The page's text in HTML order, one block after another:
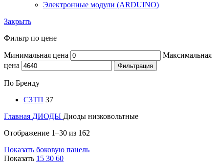
Электронные модули (ARDUINO)
Закрыть
Фильтр по цене
Минимальная цена
Максимальная
цена
Фильтрация
По Бренду
СЗТП 37
Главная ДИОДЫ Диоды низковольтные
Отображение 1–30 из 162
Показать боковую панель
Показать 15 30 60